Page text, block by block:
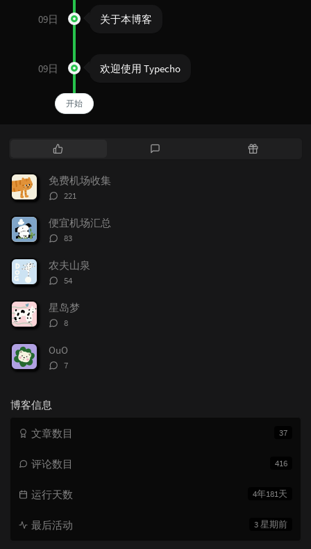
09日 关于本博客
09日 欢迎使用 Typecho
开始
热
文
章
随
免费机场收集
评
数：
221
便宜机场汇总
评
数：
83
农夫山泉
评
数：
54
星岛梦
评
数：
8
OuO
评
7
博客信息
37
文章数目
416
评论数目
4年181天
运行天数
3 星期前
最后活动